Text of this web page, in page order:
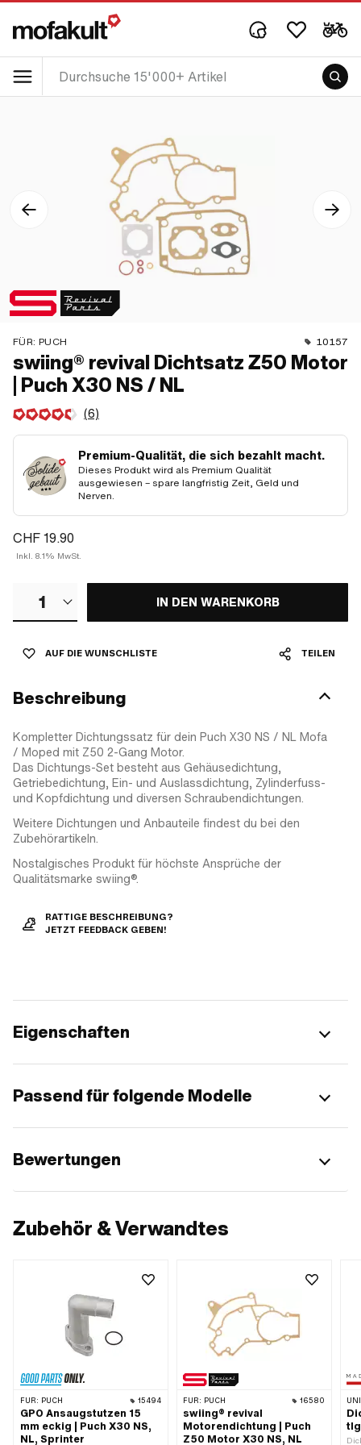
FÜR: PUCH 10157
swiing® revival Dichtsatz Z50 Motor
| Puch X30 NS / NL
(6)
Premium-Qualität, die sich bezahlt macht.
Dieses Produkt wird als Premium Qualität
ausgewiesen – spare langfristig Zeit, Geld und
Nerven.
CHF 19.90
Inkl. 8.1% MwSt.
1 IN DEN WARENKORB
AUF DIE WUNSCHLISTE TEILEN
Beschreibung
Kompletter Dichtungssatz für dein Puch X30 NS / NL Mofa
/ Moped mit Z50 2-Gang Motor.
Das Dichtungs-Set besteht aus Gehäusedichtung,
Getriebedichtung, Ein- und Auslassdichtung, Zylinderfuss-
und Kopfdichtung und diversen Schraubendichtungen.
Weitere Dichtungen und Anbauteile findest du bei den
Zubehörartikeln.
Nostalgisches Produkt für höchste Ansprüche der
Qualitätsmarke swiing®.
RATTIGE BESCHREIBUNG?
JETZT FEEDBACK GEBEN!
Eigenschaften
Passend für folgende Modelle
Bewertungen
Zubehör & Verwandtes
FÜR: PUCH 15494
GPO Ansaugstutzen 15
mm eckig | Puch X30 NS,
NL, Sprinter
FÜR: PUCH 16580
swiing® revival
Motorendichtung | Puch
Z50 Motor X30 NS, NL